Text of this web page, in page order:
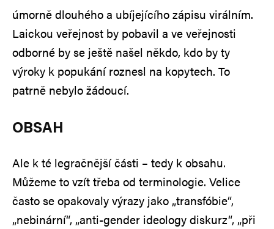
úmorně dlouhého a ubíjejícího zápisu virálním.
Laickou veřejnost by pobavil a ve veřejnosti
odborné by se ještě našel někdo, kdo by ty
výroky k popukání roznesl na kopytech. To
patrně nebylo žádoucí.
OBSAH
Ale k té legračnější části – tedy k obsahu.
Můžeme to vzít třeba od terminologie. Velice
často se opakovaly výrazy jako „transfóbie“,
„nebinární“, „anti-gender ideology diskurz“, „při